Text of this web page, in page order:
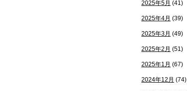
2025年5月 (41)
2025年4月 (39)
2025年3月 (49)
2025年2月 (51)
2025年1月 (67)
2024年12月 (74)